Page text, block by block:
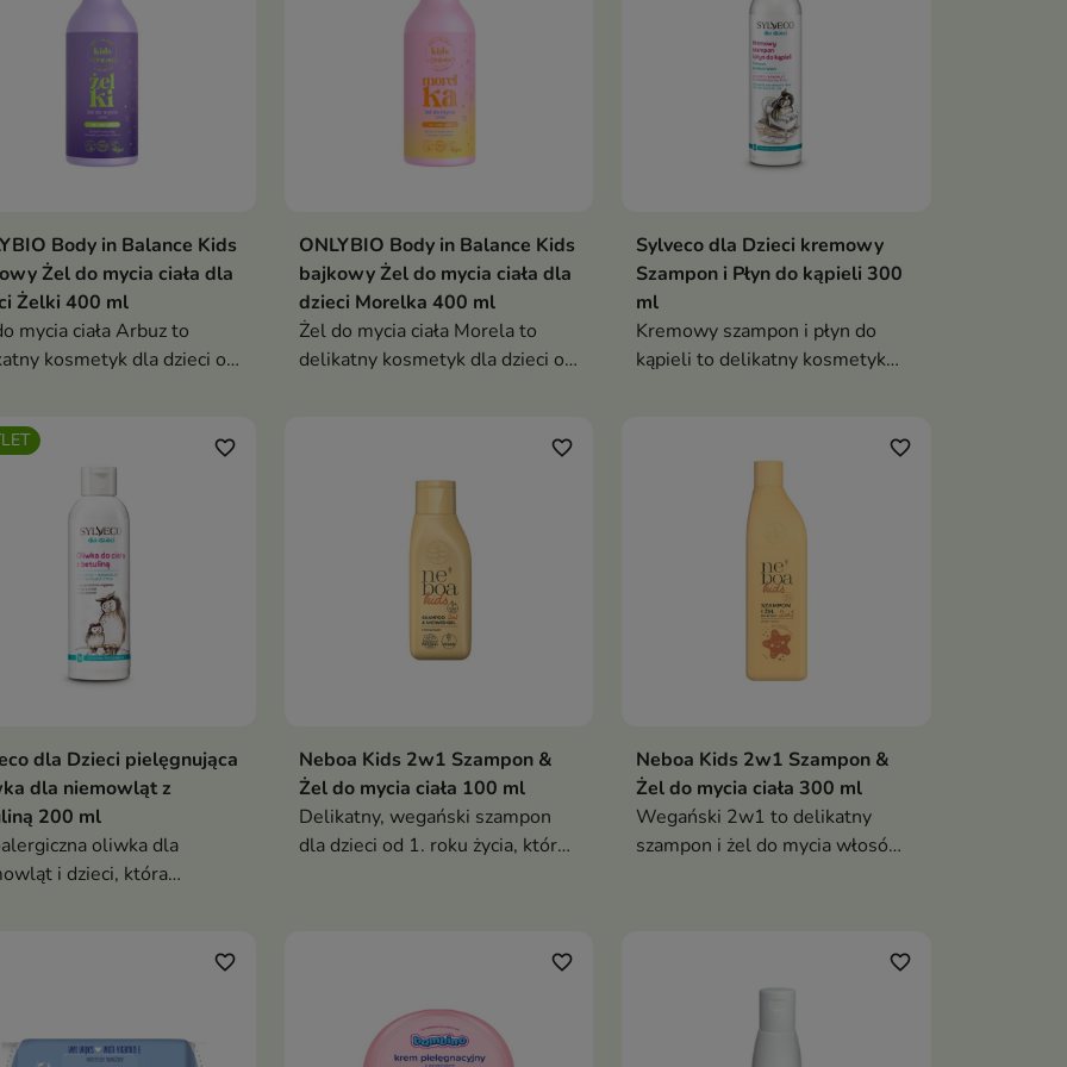
Body in Balance Kids
Żel do mycia ciała dla
Żelki 400 ml
mycia ciała Arbuz to
kosmetyk dla dzieci od
skórę, pozostawiając ją
i pachnącą owocową
ONLYBIO Body in Balance Kids
bajkowy Żel do mycia ciała dla
dzieci Morelka 400 ml
Żel do mycia ciała Morela to
delikatny kosmetyk dla dzieci od
pachnącą morelowym deserem
Sylveco dla Dzieci kremowy
Szampon i Płyn do kąpieli 300
ml
Kremowy szampon i płyn do
kąpieli to delikatny kosmetyk
szczypania oczu
favorite_border
dla Dzieci pielęgnująca
dla niemowląt z
200 ml
oliwka dla
i dzieci, która
favorite_border
Neboa Kids 2w1 Szampon &
Żel do mycia ciała 100 ml
Delikatny, wegański szampon
dla dzieci od 1. roku życia, który
favorite_border
Neboa Kids 2w1 Szampon &
Żel do mycia ciała 300 ml
Wegański 2w1 to delikatny
szampon i żel do mycia włosów
skórę oraz włosy, pozostawiając
blasku – bez podrażnień i
favorite_border favorite_border favorite_border